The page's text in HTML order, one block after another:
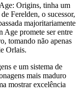
Origins, tinha um
Ferelden, o sucessor,
majoritariamente
Age promete ser entre
tomando não apenas
Orlais.
e um sistema de
mais maduro
mostrar excelência